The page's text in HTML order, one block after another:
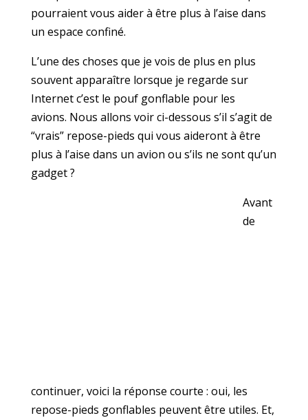
pourraient vous aider à être plus à l’aise dans
un espace confiné.
L’une des choses que je vois de plus en plus
souvent apparaître lorsque je regarde sur
Internet c’est le pouf gonflable pour les
avions. Nous allons voir ci-dessous s’il s’agit de
“vrais” repose-pieds qui vous aideront à être
plus à l’aise dans un avion ou s’ils ne sont qu’un
gadget ?
Avant
de
continuer, voici la réponse courte : oui, les
repose-pieds gonflables peuvent être utiles. Et,